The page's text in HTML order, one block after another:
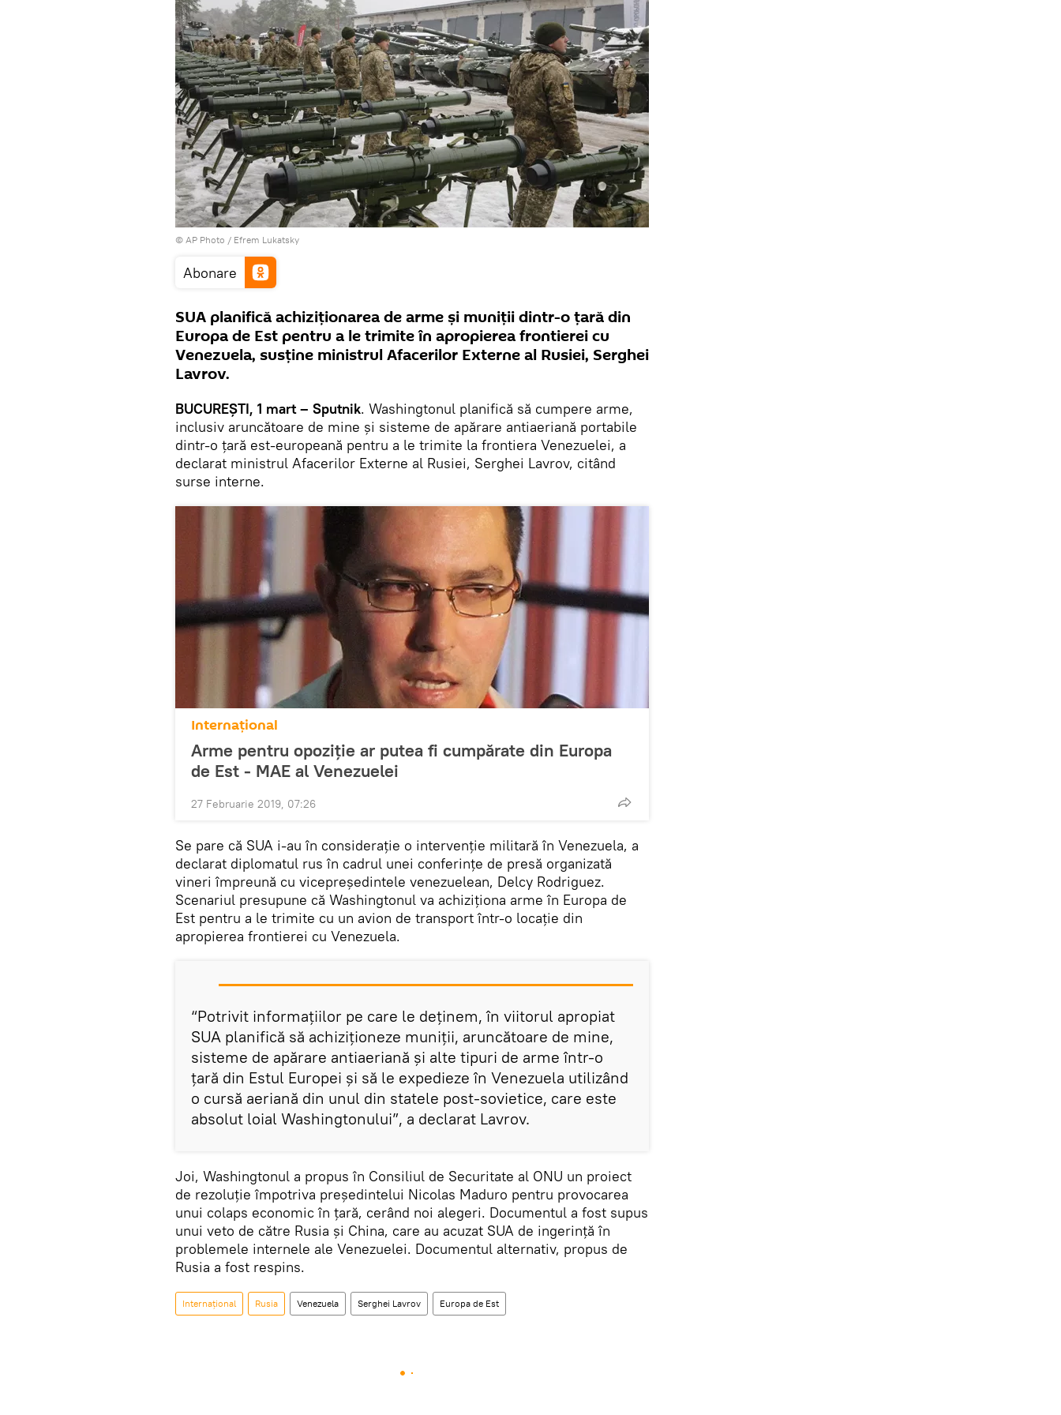
© AP Photo / Efrem Lukatsky
Abonare
SUA planifică achiziționarea de arme și muniții dintr-o țară din
Europa de Est pentru a le trimite în apropierea frontierei cu
Venezuela, susține ministrul Afacerilor Externe al Rusiei, Serghei
Lavrov.
BUCUREȘTI, 1 mart – Sputnik. Washingtonul planifică să cumpere arme,
inclusiv aruncătoare de mine și sisteme de apărare antiaeriană portabile
dintr-o țară est-europeană pentru a le trimite la frontiera Venezuelei, a
declarat ministrul Afacerilor Externe al Rusiei, Serghei Lavrov, citând
surse interne.
Internaţional
Arme pentru opoziţie ar putea fi cumpărate din Europa
de Est - MAE al Venezuelei
27 Februarie 2019, 07:26
Se pare că SUA i-au în considerație o intervenție militară în Venezuela, a
declarat diplomatul rus în cadrul unei conferințe de presă organizată
vineri împreună cu vicepreședintele venezuelean, Delcy Rodriguez.
Scenariul presupune că Washingtonul va achiziționa arme în Europa de
Est pentru a le trimite cu un avion de transport într-o locație din
apropierea frontierei cu Venezuela.
“Potrivit informațiilor pe care le deținem, în viitorul apropiat
SUA planifică să achiziționeze muniții, aruncătoare de mine,
sisteme de apărare antiaeriană și alte tipuri de arme într-o
țară din Estul Europei și să le expedieze în Venezuela utilizând
o cursă aeriană din unul din statele post-sovietice, care este
absolut loial Washingtonului”, a declarat Lavrov.
Joi, Washingtonul a propus în Consiliul de Securitate al ONU un proiect
de rezoluție împotriva președintelui Nicolas Maduro pentru provocarea
unui colaps economic în țară, cerând noi alegeri. Documentul a fost supus
unui veto de către Rusia și China, care au acuzat SUA de ingerință în
problemele internele ale Venezuelei. Documentul alternativ, propus de
Rusia a fost respins.
Internaţional Rusia Venezuela Serghei Lavrov Europa de Est